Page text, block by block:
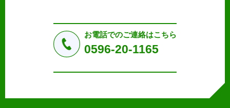
a.応募者等からのお問い合わせに対応・管理するため
b.本ウェブサイトにおけるサービスの提供・運用のため
3. プライバシー尊重
お電話でのご連絡はこちら
0596-20-1165